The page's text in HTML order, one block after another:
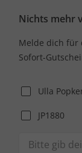
Nichts mehr
Melde dich für
Sofort-
Ulla
JP1880